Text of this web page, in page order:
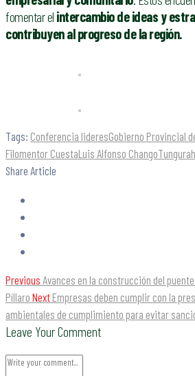
fomentar el intercambio de ideas y
contribuyen al progreso de la región.
Tags: Conferencia lideresGobierno Provincial
Filomentor CuestaLuis Alfonso Chango
Share Article
Previous Avances en la construcción del
Píllaro Next Empresas deben cumplir con la
ambientales de cumplimiento para evitar
Leave Your Comment